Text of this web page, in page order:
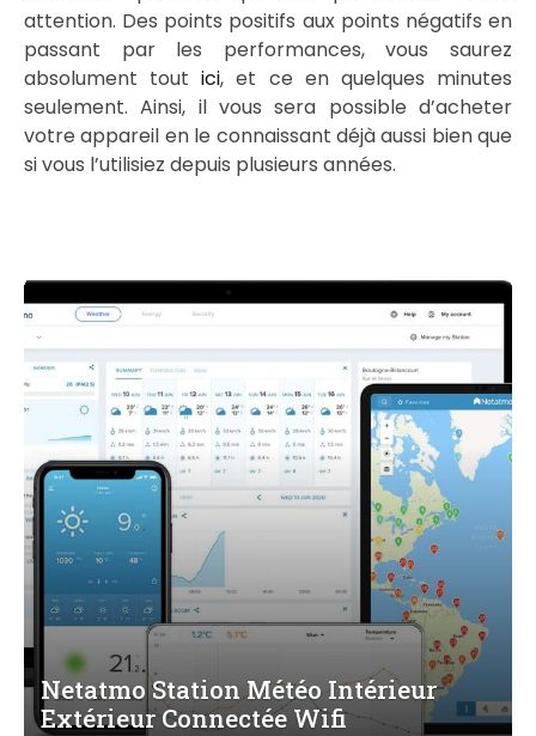
attention. Des points positifs aux points négatifs en
passant par les performances, vous saurez
absolument toutici, et ce en quelques minutes
seulement. Ainsi, il vous sera possible d’acheter
votre appareil en le connaissant déjà aussi bien que
si vous l’utilisiez depuis plusieurs années.
Netatmo Station Météo Intérieur
Extérieur Connectée Wifi